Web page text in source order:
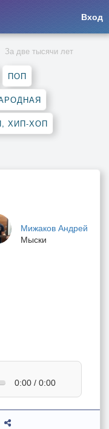
Вход
За две тысячи лет
ПОП
ХИП-ХОП
Мижаков Андрей
Мыски
0:00 / 0:00